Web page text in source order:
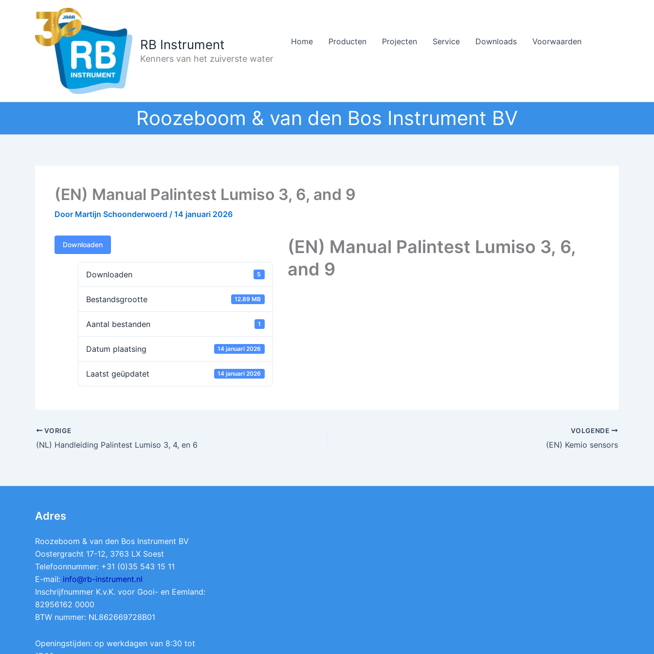
RB Instrument
Kenners van het zuiverste water
Home Producten Projecten Service Downloads Voorwaarden
Roozeboom & van den Bos Instrument BV
(EN) Manual Palintest Lumiso 3, 6, and 9
Door Martijn Schoonderwoerd / 14 januari 2026
Downloaden
Downloaden 5
Bestandsgrootte 12.89 MB
Aantal bestanden 1
Datum plaatsing 14 januari 2026
Laatst geüpdatet 14 januari 2026
(EN) Manual Palintest Lumiso 3, 6,
and 9
VORIGE
(NL) Handleiding Palintest Lumiso 3, 4, en 6
VOLGENDE
(EN) Kemio sensors
Adres
Roozeboom & van den Bos Instrument BV
Oostergracht 17-12, 3763 LX Soest
Telefoonnummer: +31 (0)35 543 15 11
E-mail: info@rb-instrument.nl
Inschrijfnummer K.v.K. voor Gooi- en Eemland:
82956162 0000
BTW nummer: NL862669728B01
Openingstijden: op werkdagen van 8:30 tot